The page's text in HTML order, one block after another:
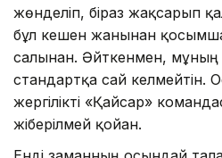
жөнделіп, біраз жақсарып
бұл кешен жанынан
салынған. Әйткенмен, мұның
стандартқа сай келмейтін.
жергілікті «Қайсар»
жіберілмей қойған.